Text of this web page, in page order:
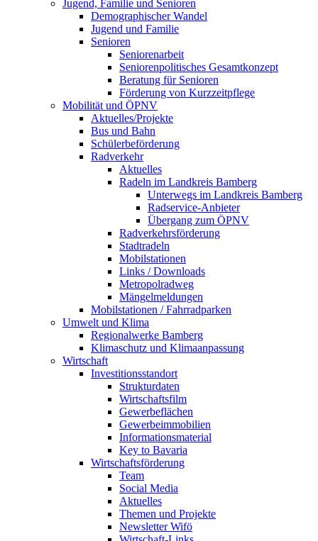
Jugend, Familie und Senioren
Demographischer Wandel
Jugend und Familie
Senioren
Seniorenarbeit
Seniorenpolitisches Gesamtkonzept
Beratung für Senioren
Förderung von Kurzzeitpflege
Mobilität und ÖPNV
Aktuelles/Projekte
Bus und Bahn
Schülerbeförderung
Radverkehr
Aktuelles
Radeln im Landkreis Bamberg
Unterwegs im Landkreis Bamberg
Radservice-Anbieter
Übergang zum ÖPNV
Radverkehrsförderung
Stadtradeln
Mobilstationen
Links / Downloads
Metropolradweg
Mängelmeldungen
Mobilstationen / Fahrradparken
Umwelt und Klima
Regionalwerke Bamberg
Klimaschutz und Klimaanpassung
Wirtschaft
Investitionsstandort
Strukturdaten
Wirtschaftsfilm
Gewerbeflächen
Gewerbeimmobilien
Informationsmaterial
Key to Bavaria
Wirtschaftsförderung
Team
Social Media
Aktuelles
Themen und Projekte
Newsletter Wifö